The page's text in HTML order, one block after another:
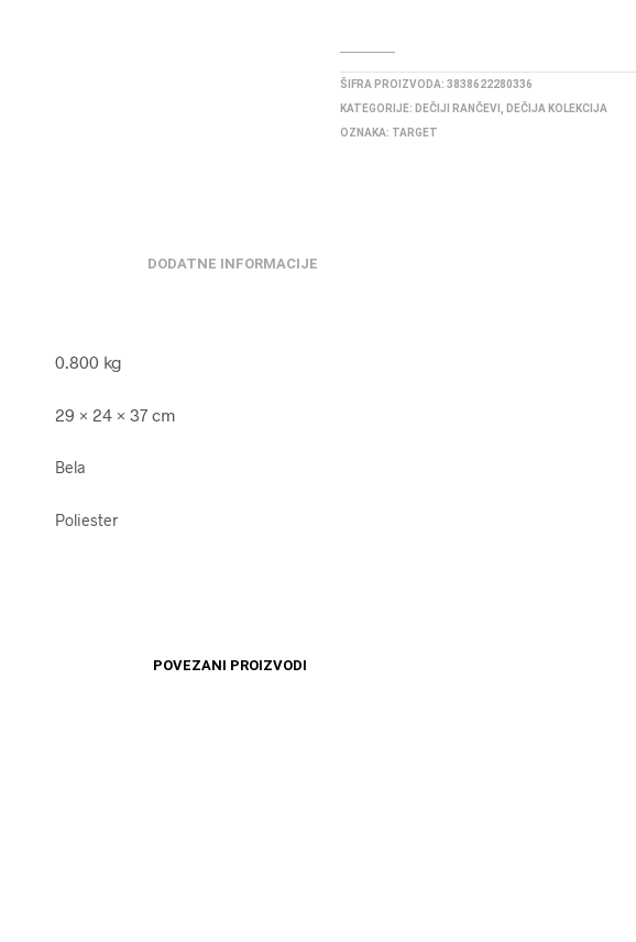
ŠIFRA PROIZVODA:3838622280336
KATEGORIJE: DEČIJI RANČEVI
DEČIJA KOLEKCIJA
OZNAKA: TARGET
DODATNE INFORMACIJE
0.800 kg
29 × 24 × 37 cm
Bela
Poliester
POVEZANI PROIZVODI